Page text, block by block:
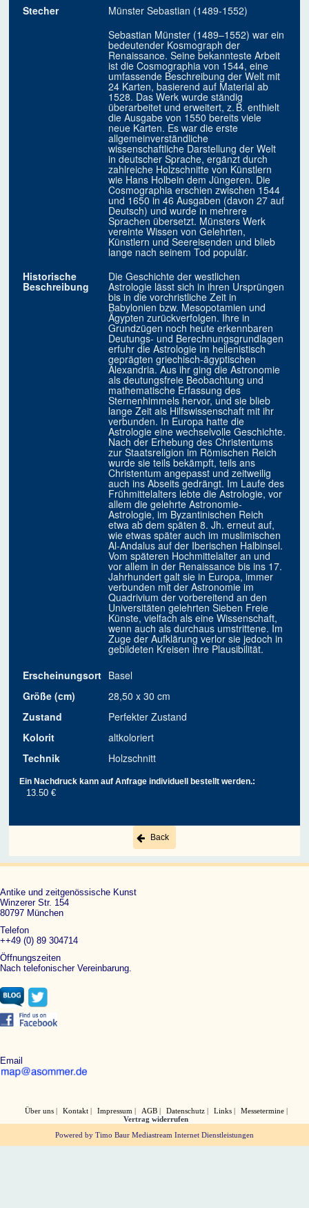
Stecher
Münster Sebastian (1489-1552)
Sebastian Münster (1489–1552) war ein
bedeutender Kosmograph der
Renaissance. Seine bekannteste Arbeit
ist die Cosmographia von 1544, eine
umfassende Beschreibung der Welt mit
24 Karten, basierend auf Material ab
1528. Das Werk wurde ständig
überarbeitet und erweitert, z. B. enthielt
die Ausgabe von 1550 bereits viele
neue Karten. Es war die erste
allgemeinverständliche
wissenschaftliche Darstellung der Welt
in deutscher Sprache, ergänzt durch
zahlreiche Holzschnitte von Künstlern
wie Hans Holbein dem Jüngeren. Die
Cosmographia erschien zwischen 1544
und 1650 in 46 Ausgaben (davon 27 auf
Deutsch) und wurde in mehrere
Sprachen übersetzt. Münsters Werk
vereinte Wissen von Gelehrten,
Künstlern und Seereisenden und blieb
lange nach seinem Tod populär.
Historische
Beschreibung
Die Geschichte der westlichen
Astrologie lässt sich in ihren Ursprüngen
bis in die vorchristliche Zeit in
Babylonien bzw. Mesopotamien und
Ägypten zurückverfolgen. Ihre in
Grundzügen noch heute erkennbaren
Deutungs- und Berechnungsgrundlagen
erfuhr die Astrologie im hellenistisch
geprägten griechisch-ägyptischen
Alexandria. Aus ihr ging die Astronomie
als deutungsfreie Beobachtung und
mathematische Erfassung des
Sternenhimmels hervor, und sie blieb
lange Zeit als Hilfswissenschaft mit ihr
verbunden. In Europa hatte die
Astrologie eine wechselvolle Geschichte.
Nach der Erhebung des Christentums
zur Staatsreligion im Römischen Reich
wurde sie teils bekämpft, teils ans
Christentum angepasst und zeitweilig
auch ins Abseits gedrängt. Im Laufe des
Frühmittelalters lebte die Astrologie, vor
allem die gelehrte Astronomie-
Astrologie, im Byzantinischen Reich
etwa ab dem späten 8. Jh. erneut auf,
wie etwas später auch im muslimischen
Al-Andalus auf der Iberischen Halbinsel.
Vom späteren Hochmittelalter an und
vor allem in der Renaissance bis ins 17.
Jahrhundert galt sie in Europa, immer
verbunden mit der Astronomie im
Quadrivium der vorbereitend an den
Universitäten gelehrten Sieben Freie
Künste, vielfach als eine Wissenschaft,
wenn auch als durchaus umstrittene. Im
Zuge der Aufklärung verlor sie jedoch in
gebildeten Kreisen ihre Plausibilität.
Erscheinungsort Basel
Größe (cm)
28,50 x 30 cm
Zustand
Perfekter Zustand
Kolorit
altkoloriert
Technik
Holzschnitt
Ein Nachdruck kann auf Anfrage individuell bestellt werden.:
13.50 €
Back
Antike und zeitgenössische Kunst
Winzerer Str. 154
80797 München
Telefon
++49 (0) 89 304714
Öffnungszeiten
Nach telefonischer Vereinbarung.
Email
Über uns Kontakt Impressum AGB Datenschutz Links
Messetermine
Vertrag widerrufen
Powered by Timo Baur Mediastream Internet Dienstleistungen